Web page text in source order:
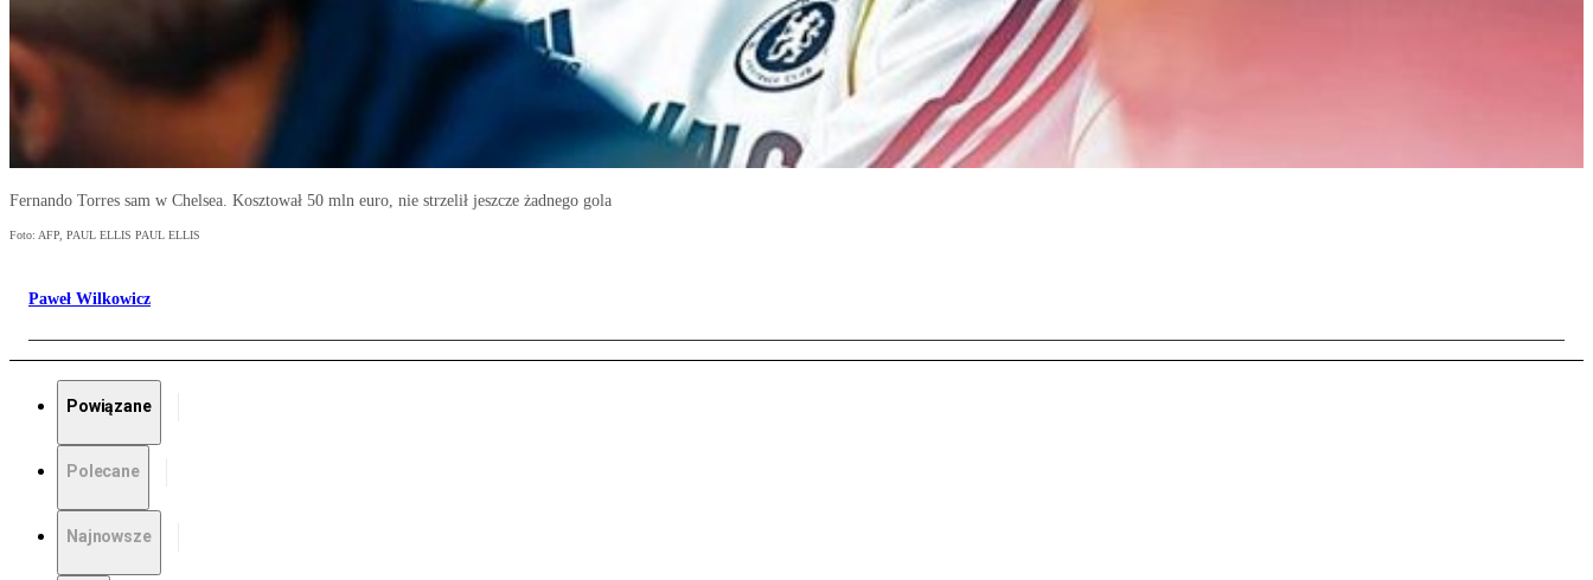
Fernando Torres sam w Chelsea. Kosztował 50 mln euro, nie strzelił jeszcze żadnego gola
Foto: AFP, PAUL ELLIS PAUL ELLIS
Paweł Wilkowicz
Powiązane
Polecane
Najnowsze